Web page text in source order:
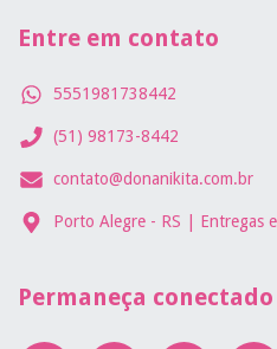
Entre em contato
5551981738442
(51) 98173-8442
contato@donanikita.com.br
Porto Alegre - RS | Entregas
Permaneça conectado